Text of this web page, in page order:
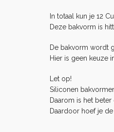
In totaal kun je 12
Deze bakvorm is
De bakvorm wordt
Hier is geen keuze
Let op!
Siliconen
Daarom is het
Daardoor hoef je